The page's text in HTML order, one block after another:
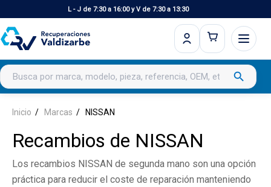
L - J de 7:30 a 16:00 y V de 7:30 a 13:30
Buscar productos search
Inicio Marcas NISSAN
Recambios de NISSAN
Los recambios NISSAN de segunda mano son una opción
práctica para reducir el coste de reparación manteniendo